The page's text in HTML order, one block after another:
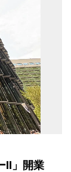
II」開業